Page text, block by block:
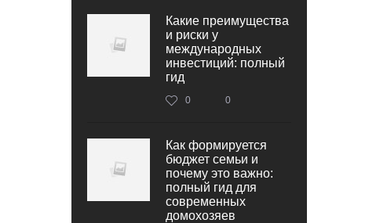
Какие преимущества
и риски у
международных
инвестиций: полный
гид
0 0
Как формируется
бюджет семьи и
почему это важно:
полный гид для
современных
домохозяев